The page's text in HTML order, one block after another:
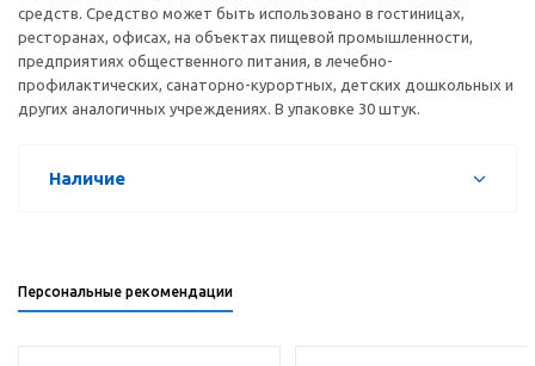
средств. Средство может быть использовано в гостиницах,
ресторанах, офисах, на объектах пищевой промышленности,
предприятиях общественного питания, в лечебно-
профилактических, санаторно-курортных, детских дошкольных и
других аналогичных учреждениях. В упаковке 30 штук.
Наличие
Персональные рекомендации